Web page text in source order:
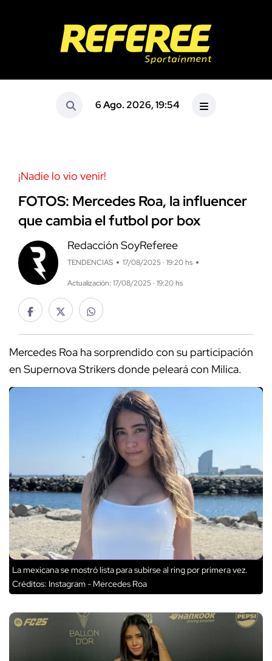
6 Ago. 2026, 19:54
¡Nadie lo vio venir!
FOTOS: Mercedes Roa, la influencer
que cambia el futbol por box
Redacción SoyReferee
TENDENCIAS 17/08/2025 · 19:20 hs
Actualización: 17/08/2025 · 19:20 hs
Mercedes Roa ha sorprendido con su participación
en Supernova Strikers donde peleará con Milica.
La mexicana se mostró lista para subirse al ring por primera vez.
Créditos: Instagram - Mercedes Roa